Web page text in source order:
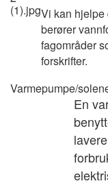
Vi kan hjelpe
berører
fagområder
forskrifter.
Varmepumpe/
En